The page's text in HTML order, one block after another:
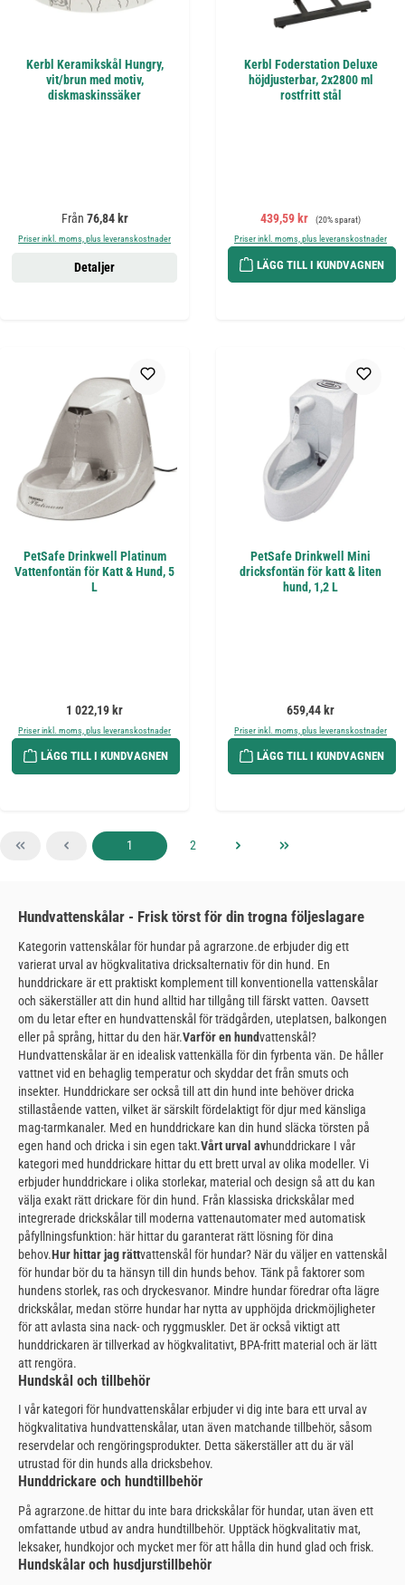
Kerbl Keramikskål Hungry,
vit/brun med motiv,
diskmaskinssäker
Ordinarie pris:
Från 76,84 kr
Priser inkl. moms, plus leveranskostnader
Detaljer
Kerbl Foderstation Deluxe
höjdjusterbar, 2x2800 ml
rostfritt stål
Försäljningspris:
439,59 kr Ordinarie pris:
(20% sparat)
Priser inkl. moms, plus leveranskostnader
LÄGG TILL I KUNDVAGNEN
PetSafe Drinkwell Platinum
Vattenfontän för Katt & Hund, 5
L
Ordinarie pris:
1 022,19 kr
Priser inkl. moms, plus leveranskostnader
LÄGG TILL I KUNDVAGNEN
PetSafe Drinkwell Mini
dricksfontän för katt & liten
hund, 1,2 L
Ordinarie pris:
659,44 kr
Priser inkl. moms, plus leveranskostnader
LÄGG TILL I KUNDVAGNEN
Sida
1 Sida
2
Hundvattenskålar - Frisk törst för din trogna följeslagare
Kategorin vattenskålar för hundar på agrarzone.de erbjuder dig ett
varierat urval av högkvalitativa dricksalternativ för din hund. En
hunddrickare är ett praktiskt komplement till konventionella vattenskålar
och säkerställer att din hund alltid har tillgång till färskt vatten. Oavsett
om du letar efter en hundvattenskål för trädgården, uteplatsen, balkongen
eller på språng, hittar du den här.Varför en hundvattenskål?
Hundvattenskålar är en idealisk vattenkälla för din fyrbenta vän. De håller
vattnet vid en behaglig temperatur och skyddar det från smuts och
insekter. Hunddrickare ser också till att din hund inte behöver dricka
stillastående vatten, vilket är särskilt fördelaktigt för djur med känsliga
mag-tarmkanaler. Med en hunddrickare kan din hund släcka törsten på
egen hand och dricka i sin egen takt.Vårt urval avhunddrickare I vår
kategori med hunddrickare hittar du ett brett urval av olika modeller. Vi
erbjuder hunddrickare i olika storlekar, material och design så att du kan
välja exakt rätt drickare för din hund. Från klassiska drickskålar med
integrerade drickskålar till moderna vattenautomater med automatisk
påfyllningsfunktion: här hittar du garanterat rätt lösning för dina
behov.Hur hittar jag rättvattenskål för hundar? När du väljer en vattenskål
för hundar bör du ta hänsyn till din hunds behov. Tänk på faktorer som
hundens storlek, ras och dryckesvanor. Mindre hundar föredrar ofta lägre
drickskålar, medan större hundar har nytta av upphöjda drickmöjligheter
för att avlasta sina nack- och ryggmuskler. Det är också viktigt att
hunddrickaren är tillverkad av högkvalitativt, BPA-fritt material och är lätt
att rengöra.
Hundskål och tillbehör
I vår kategori för hundvattenskålar erbjuder vi dig inte bara ett urval av
högkvalitativa hundvattenskålar, utan även matchande tillbehör, såsom
reservdelar och rengöringsprodukter. Detta säkerställer att du är väl
utrustad för din hunds alla dricksbehov.
Hunddrickare och hundtillbehör
På agrarzone.de hittar du inte bara drickskålar för hundar, utan även ett
omfattande utbud av andra hundtillbehör. Upptäck högkvalitativ mat,
leksaker, hundkojor och mycket mer för att hålla din hund glad och frisk.
Hundskålar och husdjurstillbehör